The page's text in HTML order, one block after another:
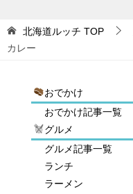
北海道ルッチ TOP
カレー
おでかけ
おでかけ記事一覧
グルメ
グルメ記事一覧
ランチ
ラーメン